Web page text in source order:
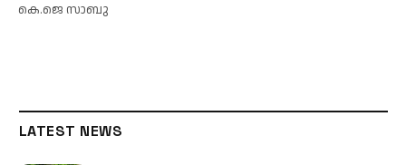
കെ.ജെ സാബു
LATEST NEWS